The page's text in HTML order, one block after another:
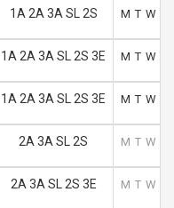
1A 2A 3A SL 2S M T W
1A 2A 3A SL 2S 3E M T W
1A 2A 3A SL 2S 3E M T W
2A 3A SL 2S M T W
2A 3A SL 2S 3E M T W